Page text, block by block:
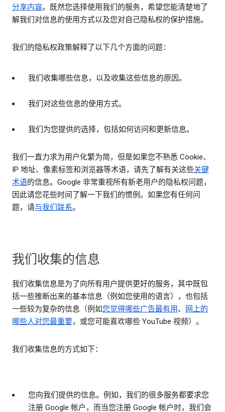
分享内容。既然您选择使用我们的服务，希望您能清楚地了
解我们对信息的使用方式以及您对自己隐私权的保护措施。
我们的隐私权政策解释了以下几个方面的问题：
我们收集哪些信息，以及收集这些信息的原因。
我们对这些信息的使用方式。
我们为您提供的选择，包括如何访问和更新信息。
我们一直力求为用户化繁为简，但是如果您不熟悉 Cookie、
IP 地址、像素标签和浏览器等术语，请先了解有关这些关键
术语的信息。Google 非常重视所有新老用户的隐私权问题，
因此请您花些时间了解一下我们的惯例。如果您有任何问
题，请与我们联系。
我们收集的信息
我们收集信息是为了向所有用户提供更好的服务，其中既包
括一些推断出来的基本信息（例如您使用的语言），也包括
一些较为复杂的信息（例如您觉得哪些广告最有用、
网上的
哪些人对您最重要，或您可能喜欢哪些 YouTube 视频）。
我们收集信息的方式如下：
您向我们提供的信息。 例如，我们的很多服务都要求您
注册 Google 帐户，而当您注册 Google 帐户时，我们会